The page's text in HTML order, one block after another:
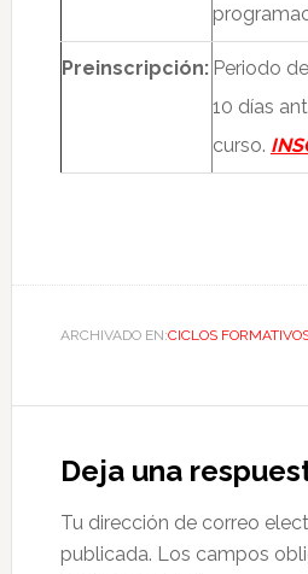
Preinscripción: Periodo
10 días
curso.
ARCHIVADO EN:CICLOS
Deja una
Tu dirección de correo
publicada. Los campos